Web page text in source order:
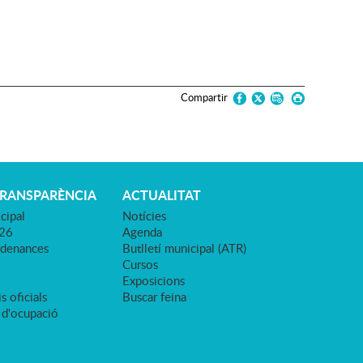
Compartir
oficials
ACTUALITAT
Notícies
Agenda
Butlletí municipal (ATR)
Cursos
Exposicions
Buscar feina